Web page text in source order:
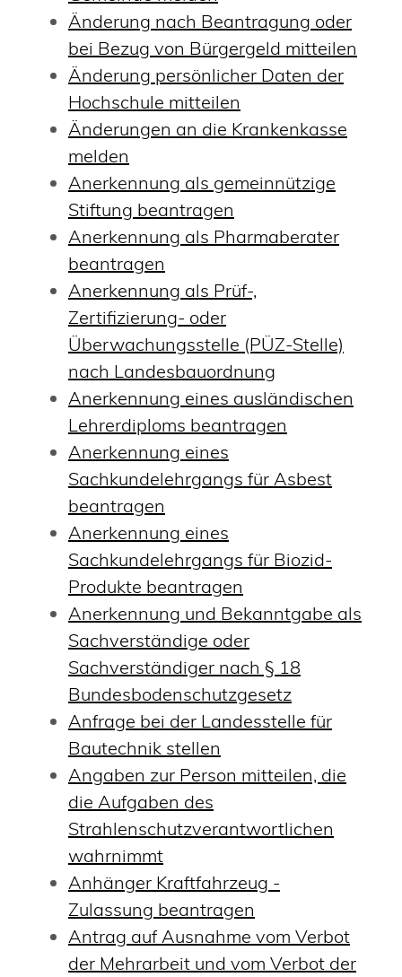
Änderung nach Beantragung oder
bei Bezug von Bürgergeld mitteilen
Änderung persönlicher Daten der
Hochschule mitteilen
Änderungen an die Krankenkasse
melden
Anerkennung als gemeinnützige
Stiftung beantragen
Anerkennung als Pharmaberater
beantragen
Anerkennung als Prüf-,
Zertifizierung- oder
Überwachungsstelle (PÜZ-Stelle)
nach Landesbauordnung
Anerkennung eines ausländischen
Lehrerdiploms beantragen
Anerkennung eines
Sachkundelehrgangs für Asbest
beantragen
Anerkennung eines
Sachkundelehrgangs für Biozid-
Produkte beantragen
Anerkennung und Bekanntgabe als
Sachverständige oder
Sachverständiger nach § 18
Bundesbodenschutzgesetz
Anfrage bei der Landesstelle für
Bautechnik stellen
Angaben zur Person mitteilen, die
die Aufgaben des
Strahlenschutzverantwortlichen
wahrnimmt
Anhänger Kraftfahrzeug -
Zulassung beantragen
Antrag auf Ausnahme vom Verbot
der Mehrarbeit und vom Verbot der